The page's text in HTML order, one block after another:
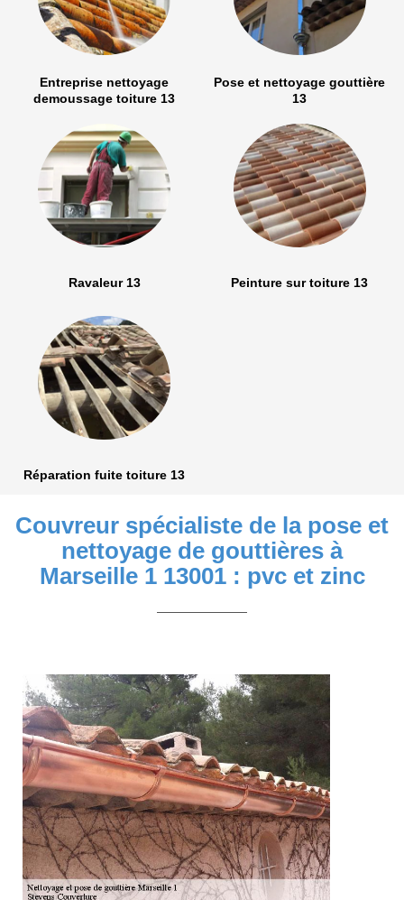
Entreprise nettoyage
demoussage toiture 13
Pose et nettoyage gouttière
13
Ravaleur 13 Peinture sur toiture 13
Réparation fuite toiture 13
Couvreur spécialiste de la pose et
nettoyage de gouttières à
Marseille 1 13001 : pvc et zinc